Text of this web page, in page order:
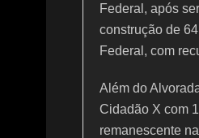
Federal, após
construção de
Federal, com
Além do
Cidadão X com
remanescente